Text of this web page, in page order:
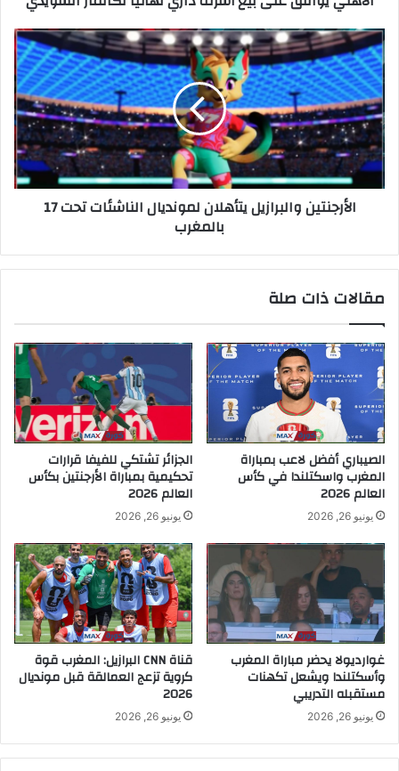
الأرجنتين والبرازيل يتأهلان لمونديال الناشئات تحت 17
بالمغرب
مقالات ذات صلة
الصيباري أفضل لاعب بمباراة
المغرب واسكتلندا في كأس
العالم 2026
يونيو 26, 2026
الجزائر تشتكي للفيفا قرارات
تحكيمية بمباراة الأرجنتين بكأس
العالم 2026
يونيو 26, 2026
غوارديولا يحضر مباراة المغرب
وأسكتلندا ويشعل تكهنات
مستقبله التدريبي
يونيو 26, 2026
قناة CNN البرازيل: المغرب قوة
كروية تزعج العمالقة قبل مونديال
2026
يونيو 26, 2026